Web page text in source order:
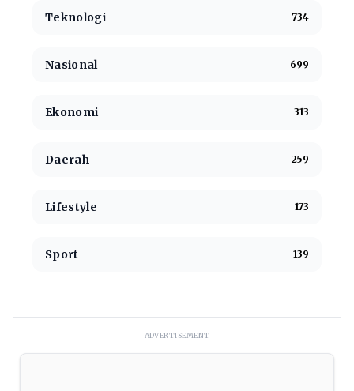
Teknologi 734
Nasional 699
Ekonomi 313
Daerah 259
Lifestyle 173
Sport 139
ADVERTISEMENT